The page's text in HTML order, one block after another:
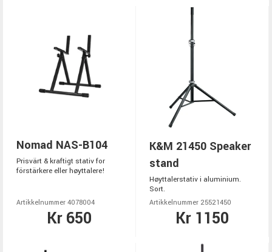
Nomad NAS-B104
Prisvärt & kraftigt stativ for
förstärkere eller høyttalere!
Artikkelnummer 4078004
Kr 650
K&M 21450 Speaker
stand
Høyttalerstativ i aluminium.
Sort.
Artikkelnummer 25521450
Kr 1150